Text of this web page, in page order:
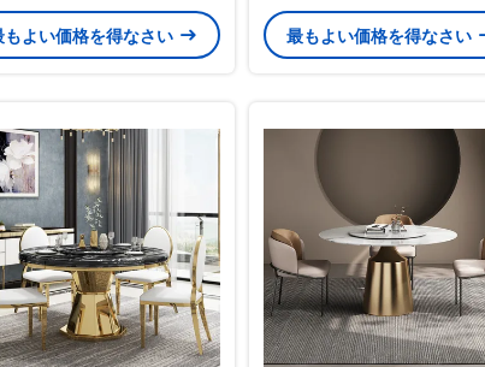
もよい価格を得なさい 最もよい価格を得なさい